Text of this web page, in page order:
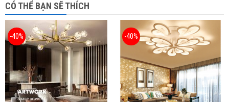
CÓ THỂ BẠN SẼ THÍCH
-40% -40%